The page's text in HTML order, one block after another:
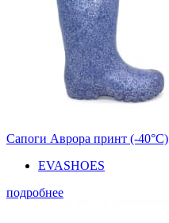
Сапоги Аврора принт (-40°С)
EVASHOES
подробнее